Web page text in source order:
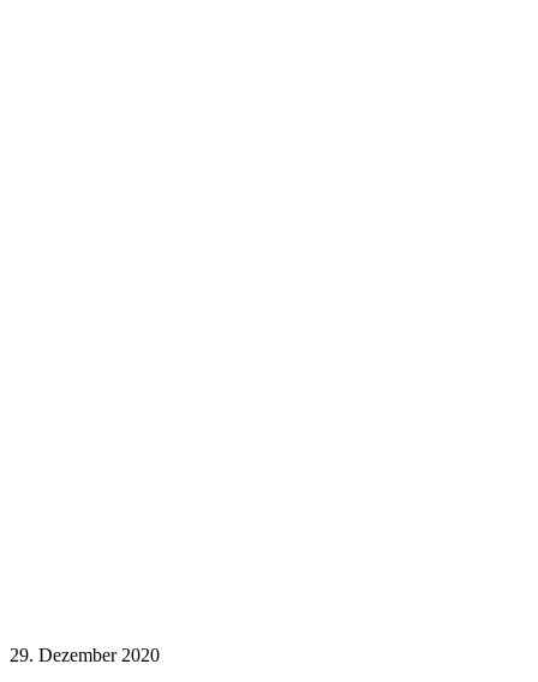
29. Dezember 2020